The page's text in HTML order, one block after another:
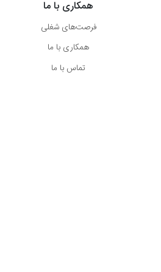
همکاری با ما
فرصت‌های شغلی
همکاری با ما
تماس با ما